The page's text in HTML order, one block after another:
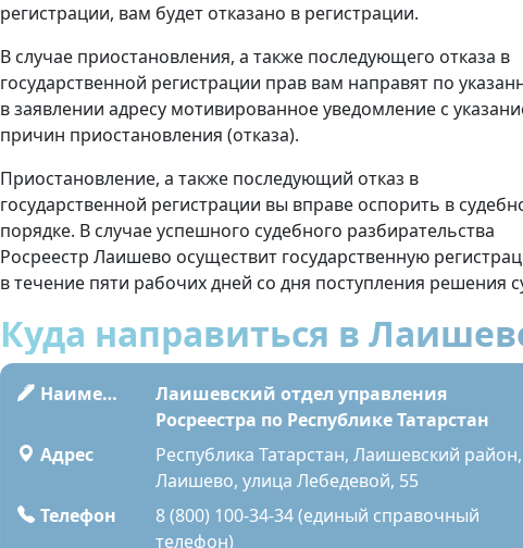
регистрации, вам будет отказано в регистрации.
В случае приостановления, а также последующего отказа в
государственной регистрации прав вам направят по
в заявлении адресу мотивированное уведомление с
причин приостановления (отказа).
Приостановление, а также последующий отказ в
государственной регистрации вы вправе оспорить в
порядке. В случае успешного судебного разбирательства
Росреестр Лаишево осуществит государственную
в течение пяти рабочих дней со дня поступления решения
Куда направиться в
Наименование
Лаишевский отдел управления
Росреестра по Республике Татарстан
Адрес
Республика Татарстан, Лаишевский район,
Лаишево, улица Лебедевой, 55
Телефон
8 (800) 100-34-34 (единый справочный
телефон)